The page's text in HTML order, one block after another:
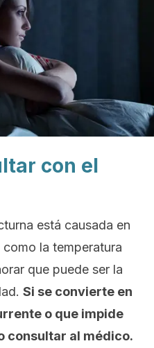
con el
está causada en
la temperatura
que puede ser la
Si se convierte en
o que impide
consultar al médico.